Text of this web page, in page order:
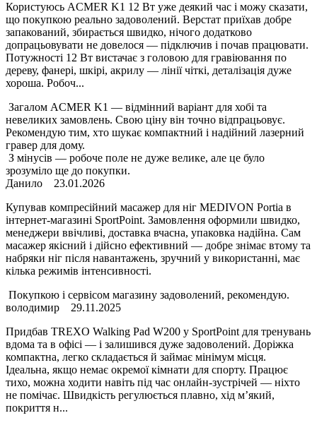
Користуюсь ACMER K1 12 Вт уже деякий час і можу сказати,
що покупкою реально задоволений. Верстат приїхав добре
запакований, збирається швидко, нічого додатково
допрацьовувати не довелося — підключив і почав працювати.
Потужності 12 Вт вистачає з головою для гравіювання по
дереву, фанері, шкірі, акрилу — лінії чіткі, деталізація дуже
хороша. Робоч...
Загалом ACMER K1 — відмінний варіант для хобі та
невеликих замовлень. Свою ціну він точно відпрацьовує.
Рекомендую тим, хто шукає компактний і надійний лазерний
гравер для дому.
З мінусів — робоче поле не дуже велике, але це було
зрозуміло ще до покупки.
Данило
23.01.2026
Купував компресійний масажер для ніг MEDIVON Portia в
інтернет-магазині SportPoint. Замовлення оформили швидко,
менеджери ввічливі, доставка вчасна, упаковка надійна. Сам
масажер якісний і дійсно ефективний — добре знімає втому та
набряки ніг після навантажень, зручний у використанні, має
кілька режимів інтенсивності.
Покупкою і сервісом магазину задоволений, рекомендую.
володимир
29.11.2025
Придбав TREXO Walking Pad W200 у SportPoint для тренувань
вдома та в офісі — і залишився дуже задоволений. Доріжка
компактна, легко складається й займає мінімум місця.
Ідеальна, якщо немає окремої кімнати для спорту. Працює
тихо, можна ходити навіть під час онлайн-зустрічей — ніхто
не помічає. Швидкість регулюється плавно, хід м’який,
покриття н...